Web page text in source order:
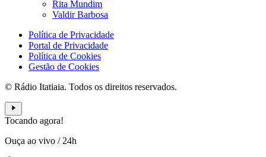
Rita Mundim
Valdir Barbosa
Política de Privacidade
Portal de Privacidade
Política de Cookies
Gestão de Cookies
© Rádio Itatiaia. Todos os direitos reservados.
Tocando agora!
Ouça ao vivo / 24h